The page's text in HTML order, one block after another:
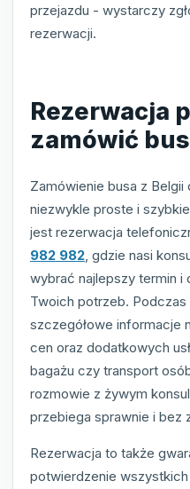
przejazdu - wystarczy
rezerwacji.
Rezerwacja
zamówić
Zamówienie busa z
niezwykle proste i
jest rezerwacja
982 982 , gdzie nasi
wybrać najlepszy termin i
Twoich potrzeb.
szczegółowe informacje
cen oraz dodatkowych
bagażu czy transport
rozmowie z żywym
przebiega sprawnie i bez
Rezerwacja to także
potwierdzenie